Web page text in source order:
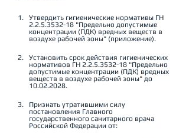
Утвердить гигиенические нормативы ГН
2.2.5.3532-18 "Предельно допустимые
концентрации (ПДК) вредных веществ в
воздухе рабочей зоны" (приложение).
Установить срок действия гигиенических
нормативов ГН 2.2.5.3532-18 "Предельно
допустимые концентрации (ПДК) вредных
веществ в воздухе рабочей зоны" до
10.02.2028.
Признать утратившими силу
постановления Главного
государственного санитарного врача
Российской Федерации от: